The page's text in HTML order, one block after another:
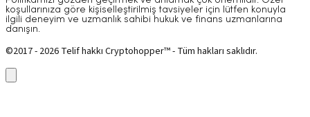
koşullarınıza göre kişiselleştirilmiş tavsiyeler için lütfen konuyla
ilgili deneyim ve uzmanlık sahibi hukuk ve finans uzmanlarına
danışın.
©2017 - 2026 Telif hakkı Cryptohopper™ - Tüm hakları saklıdır.